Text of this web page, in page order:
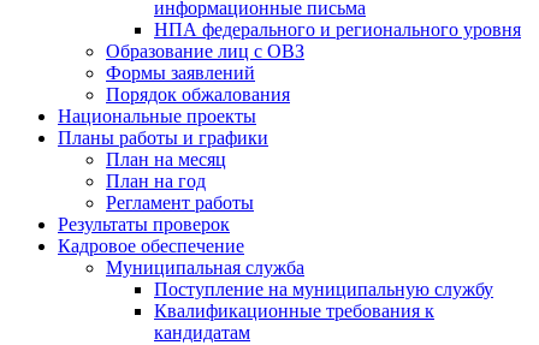
информационные письма
НПА федерального и регионального уровня
Образование лиц с ОВЗ
Формы заявлений
Порядок обжалования
Национальные проекты
Планы работы и графики
План на месяц
План на год
Регламент работы
Результаты проверок
Кадровое обеспечение
Муниципальная служба
Поступление на муниципальную службу
Квалификационные требования к
кандидатам